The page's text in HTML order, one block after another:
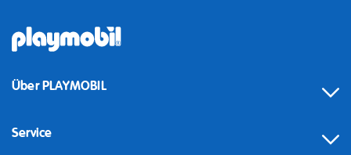
Über PLAYMOBIL
Service